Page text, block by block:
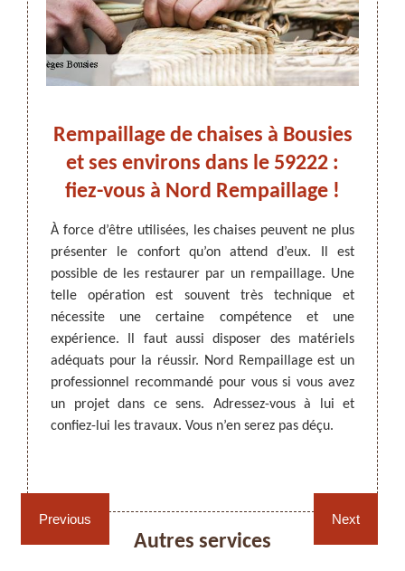
ARTISAN DEZITTER, REMPAILLAGE -
CANNAGE - RECOLLAGE, 59 NORD
chaises et sièges 59
Cannage fauteuil, chaises
et sièges 59
Previous
il est
un
des
il
pour
à
Rempaillage de chaises à Bousies
et ses environs dans le 59222 :
fiez-vous à Nord Rempaillage !
À force d’être utilisées, les chaises peuvent ne plus
présenter le confort qu’on attend d’eux. Il est
possible de les restaurer par un rempaillage. Une
telle opération est souvent très technique et
nécessite une certaine compétence et une
expérience. Il faut aussi disposer des matériels
adéquats pour la réussir. Nord Rempaillage est un
professionnel recommandé pour vous si vous avez
un projet dans ce sens. Adressez-vous à lui et
confiez-lui les travaux. Vous n’en serez pas déçu.
Si
les
site
votre
Next
Autres services